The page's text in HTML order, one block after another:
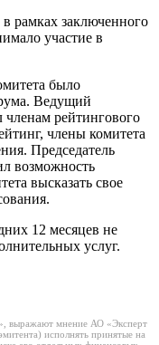
рамках заключенного
участие в
было
Ведущий
членам рейтингового
члены комитета
Председатель
возможность
высказать свое
12 месяцев не
услуг.
выражают мнение АО «Эксперт
исполнять принятые на